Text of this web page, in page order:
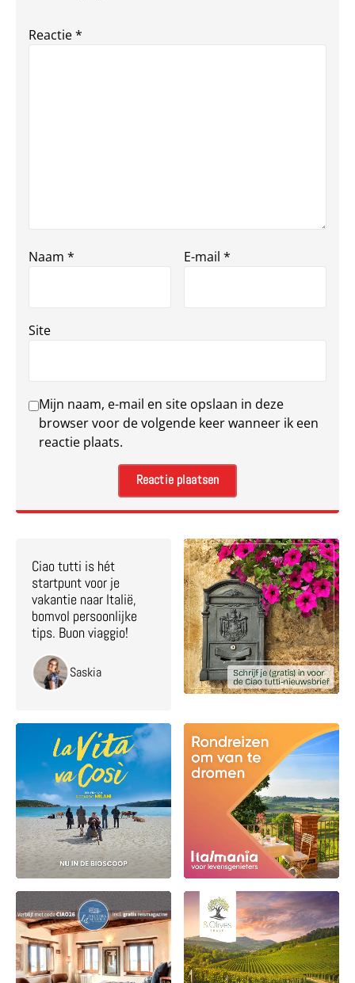
Reactie*
Naam * E-mail *
Site
Mijn naam, e-mail en site opslaan in deze
browser voor de volgende keer wanneer ik een
reactie plaats.
Ciao tutti is hét
startpunt voor je
vakantie naar Italië,
bomvol persoonlijke
tips. Buon viaggio!
Saskia